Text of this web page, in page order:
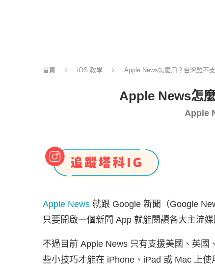
首頁 iOS 教學 Apple News怎麼用？台灣雖不
Apple News怎
Apple
Apple News 就跟 Google 新聞（Google
只要開啟一個新聞 App 就能閱讀各大主流媒
不過目前 Apple News 只有支援美國、英
些小技巧才能在 iPhone、iPad 或 Mac 上